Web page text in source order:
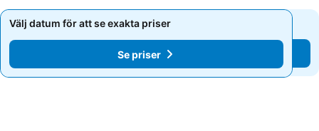
Välj datum för att se exakta priser
Se priser
Välj datum för att se exakta priser
Se priser